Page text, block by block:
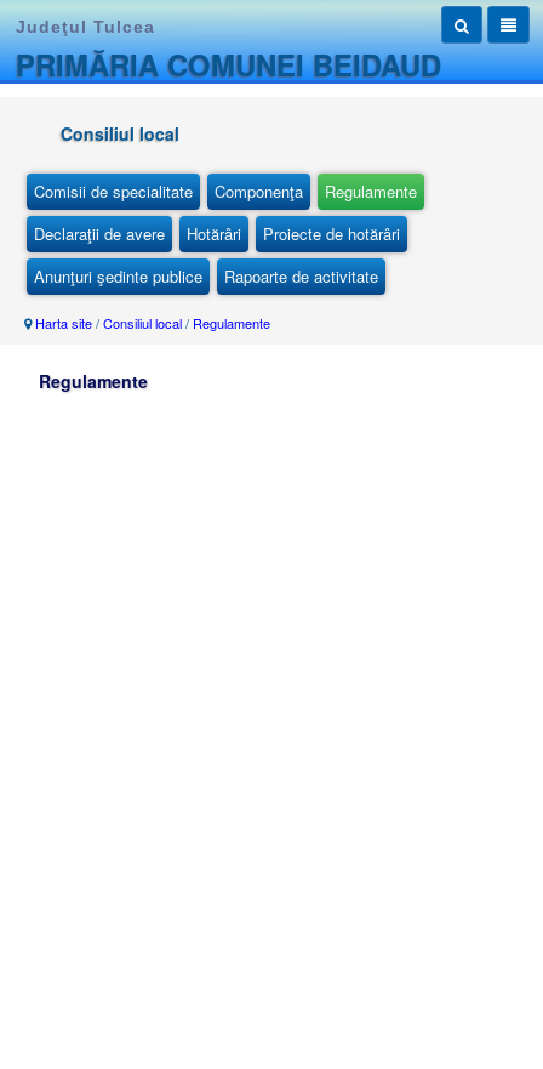
Judeţul Tulcea
PRIMĂRIA COMUNEI BEIDAUD
Consiliul local
Comisii de specialitate Componenţa
Regulamente
Declaraţii de avere
Hotărâri
Proiecte de hotărâri
Anunţuri şedinte publice
Rapoarte de activitate
Harta site/Consiliul local/ Regulamente
Regulamente